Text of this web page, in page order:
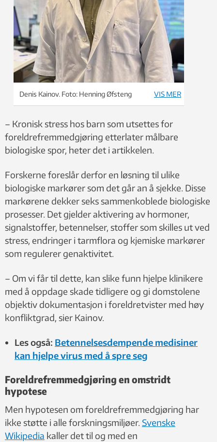
Denis Kainov. Foto: Henning Øfsteng VIS MER
– Kronisk stress hos barn som utsettes for
foreldrefremmedgjøring etterlater målbare
biologiske spor, heter det i artikkelen.
Forskerne foreslår derfor en løsning til ulike
biologiske markører som det går an å sjekke. Disse
markørene dekker seks sammenkoblede biologiske
prosesser. Det gjelder aktivering av hormoner,
signalstoffer, betennelser, stoffer som skilles ut ved
stress, endringer i tarmflora og kjemiske markører
som regulerer genaktivitet.
– Om vi får til dette, kan slike funn hjelpe klinikere
med å oppdage skade tidligere og gi domstolene
objektiv dokumentasjon i foreldretvister med høy
konfliktgrad, sier Kainov.
Les også: Betennelsesdempende medisiner
kan hjelpe virus med å spre seg
Foreldrefremmedgjøring en omstridt
hypotese
Men hypotesen om foreldrefremmedgjøring har
ikke støtte i alle forskningsmiljøer. Svenske
Wikipedia kaller det til og med en